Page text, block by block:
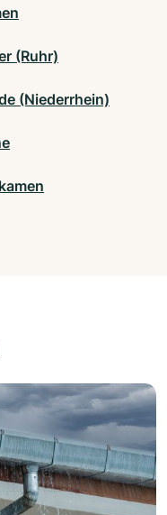
(Ruhr)
(Niederrhein)